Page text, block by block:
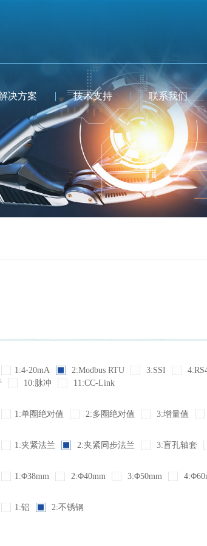
决方案 技术支持 联系我们
1:4-20mA 2:Modbus RTU 3:SSI
10:脉冲 11:CC-Link
1:单圈绝对值 2:多圈绝对值 3:增量值
1:夹紧法兰 2:夹紧同步法兰 3:盲孔轴套
1:Φ38mm 2:Φ40mm 3:Φ50mm
1:铝 2:不锈钢